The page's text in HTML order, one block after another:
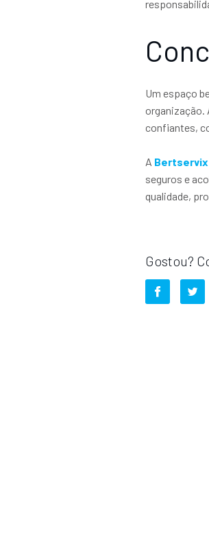
Um espaço
organização.
confiantes,
A Bertservix
seguros e
qualidade,
Gostou?